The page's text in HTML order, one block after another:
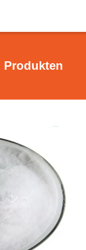
Produkten